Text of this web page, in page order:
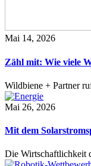
Mai 14, 2026
Zähl mit: Wie viele
Wildbiene + Partner
Mai 26, 2026
Mit dem
Die Wirtschaftlichkeit